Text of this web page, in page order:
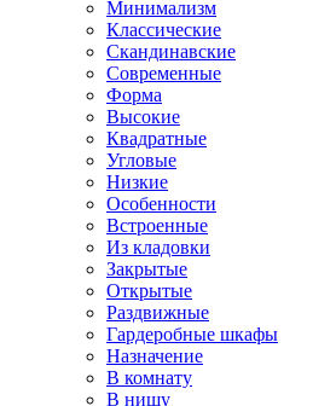
Минимализм
Классические
Скандинавские
Современные
Форма
Высокие
Квадратные
Угловые
Низкие
Особенности
Встроенные
Из кладовки
Закрытые
Открытые
Раздвижные
Гардеробные шкафы
Назначение
В комнату
В нишу